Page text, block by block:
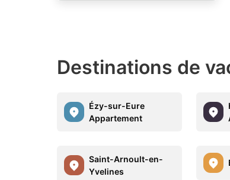
Destinations de
Ézy-sur-Eure
Appartement
Saint-Arnoult-en-
Yvelines